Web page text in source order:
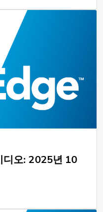
디오: 2025년 10